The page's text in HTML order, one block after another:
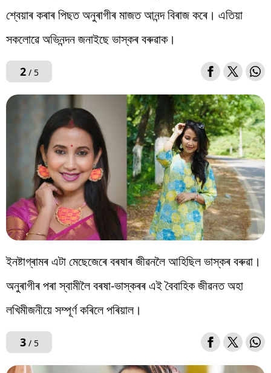
শ্বেয়াৰ কৰাৰ পিছত অনুৰাগীৰ মাজত আনন্দ বিৰাজ কৰে। এতিয়া
সকলোৱে অভিনন্দন জনাইছে ভাস্কৰ বৰুৱাক।
2/ 5
ইনষ্টাগ্ৰামৰ এটা মেছেজেৰে বৰষাৰ জীৱনলৈ আহিছিল ভাস্কৰ বৰুৱা।
অনুৰাগীৰ পৰা স্বামীলৈ বৰষা-ভাস্কৰৰ এই বৈবাহিক জীৱনত অহা
লখিমীজনীয়ে সম্পূৰ্ণ কৰিলে পৰিয়াল।
3/ 5